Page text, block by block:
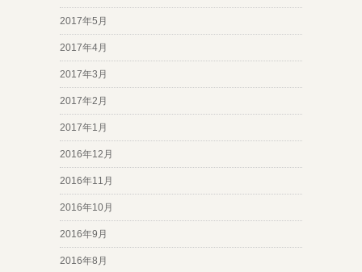
2017年5月
2017年4月
2017年3月
2017年2月
2017年1月
2016年12月
2016年11月
2016年10月
2016年9月
2016年8月